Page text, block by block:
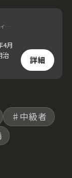
東都京葉ボーイズ 監督
4月
治
詳細
♯中級者